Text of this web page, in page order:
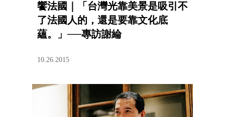
饗法國｜「台灣光靠美景是吸引不
了法國人的，還是要靠文化底
蘊。」──專訪謝綸
10.26.2015